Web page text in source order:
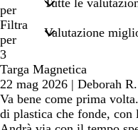
termini
di
ricerca
per
Filtra
per
3
Targa Magnetica
22 mag 2026 | Deborah R.
Va bene come prima
di plastica che fonde,